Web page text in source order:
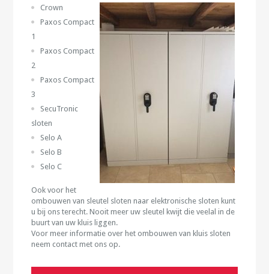
Crown
Paxos Compact
1
Paxos Compact
2
Paxos Compact
3
SecuTronic
sloten
Selo A
Selo B
Selo C
Ook voor het
ombouwen van sleutel sloten naar elektronische sloten kunt
u bij ons terecht. Nooit meer uw sleutel kwijt die veelal in de
buurt van uw kluis liggen.
Voor meer informatie over het ombouwen van kluis sloten
neem contact met ons op.